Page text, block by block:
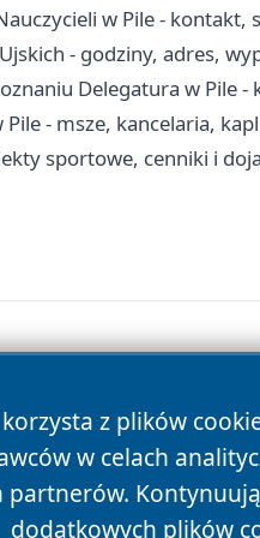
w Pile -
- godziny, adres,
Delegatura w Pile -
Pile - msze, kancelaria,
sportowe, cenniki i
z plików
w celach
partnerów.
dodatkowych plików